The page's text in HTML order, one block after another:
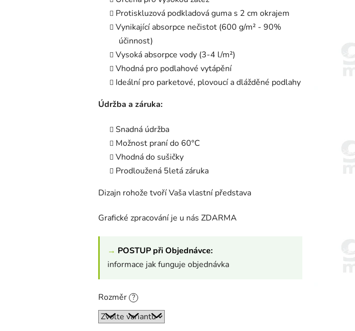
Protiskluzová podkladová guma s 2 cm okrajem
Vynikající absorpce nečistot (600 g/m² - 90%
účinnost)
Vysoká absorpce vody (3-4 l/m²)
Vhodná pro podlahové vytápění
Ideální pro parketové, plovoucí a dlážděné podlahy
Údržba a záruka:
Snadná údržba
Možnost praní do 60°C
Vhodná do sušičky
Prodloužená 5letá záruka
Dizajn rohože tvoří Vaša vlastní představa
Grafické zpracování je u nás ZDARMA
→ POSTUP při Objednávce:
informace jak funguje objednávka
Rozměr ?